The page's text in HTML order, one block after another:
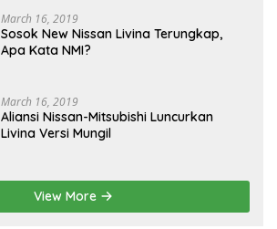
March 16, 2019
Sosok New Nissan Livina Terungkap,
Apa Kata NMI?
March 16, 2019
Aliansi Nissan-Mitsubishi Luncurkan
Livina Versi Mungil
View More